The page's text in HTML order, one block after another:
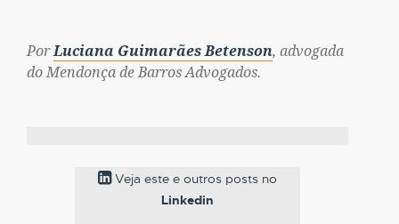
PorLuciana Guimarães Betenson, advogada
do Mendonça de Barros Advogados.
Veja este e outros posts no
Linkedin